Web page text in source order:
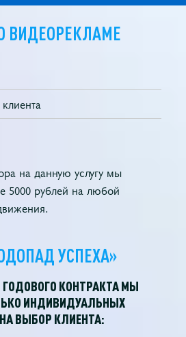
ВИДЕОРЕКЛАМЕ
на данную услугу мы
5000 рублей на любой
УСПЕХА»
КОНТРАКТА МЫ
ИНДИВИДУАЛЬНЫХ
ВЫБОР КЛИЕНТА: